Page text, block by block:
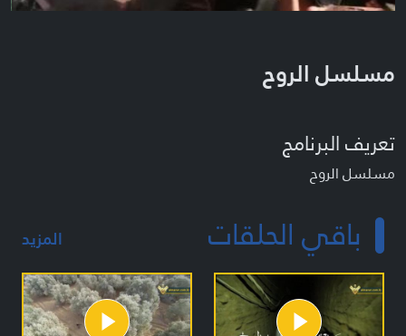
مسلسل الروح
تعريف البرنامج
مسلسل الروح
باقي الحلقات المزيد